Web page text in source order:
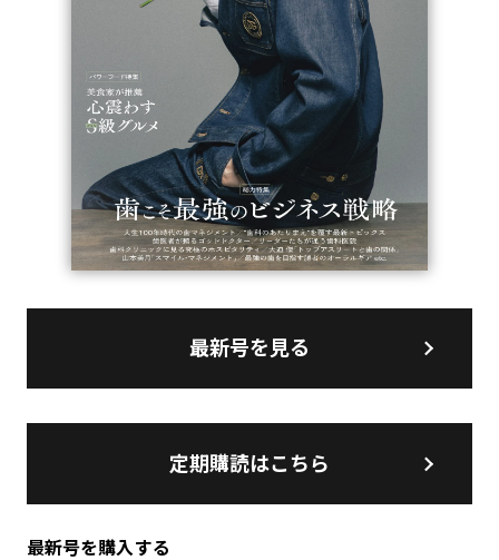
最新号を見る
定期購読はこちら
最新号を購入する